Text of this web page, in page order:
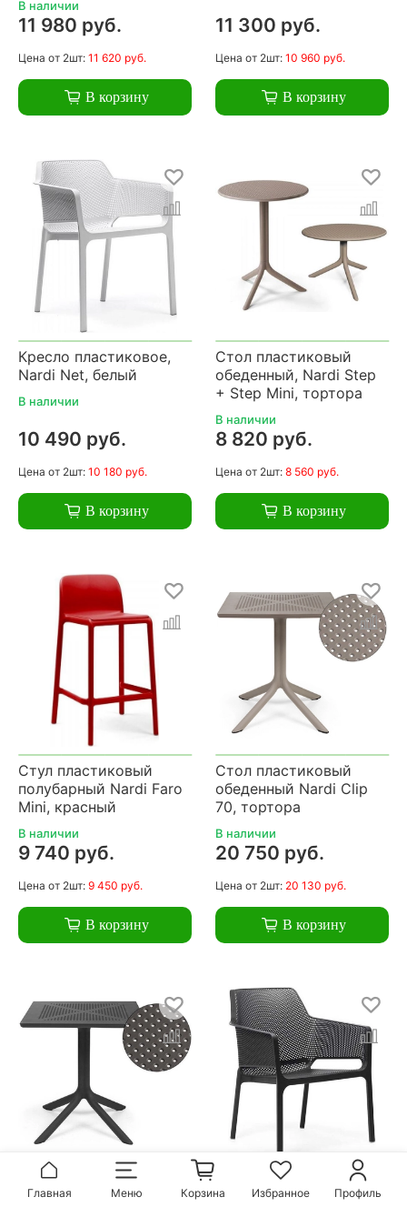
В наличии
11 980 руб.
Цена от 2шт: 11 620 руб.
В корзину
11 300 руб.
Цена от 2шт: 10 960 руб.
В корзину
Кресло пластиковое,
Nardi Net, белый
В наличии
10 490 руб.
Цена от 2шт: 10 180 руб.
В корзину
Стол пластиковый
обеденный, Nardi Step
+ Step Mini, тортора
В наличии
8 820 руб.
Цена от 2шт: 8 560 руб.
В корзину
Стул пластиковый
полубарный Nardi Faro
Mini, красный
В наличии
9 740 руб.
Цена от 2шт: 9 450 руб.
В корзину
Стол пластиковый
обеденный Nardi Clip
70, тортора
В наличии
20 750 руб.
Цена от 2шт: 20 130 руб.
В корзину
Стол пластиковый
обеденный Nardi Clip
Кресло пластиковое,
Nardi Net Relax,
Главная Меню Корзина Избранное Профиль